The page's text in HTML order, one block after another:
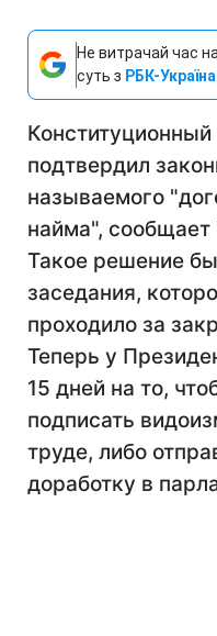
Не витрачай час
суть з РБК-
подтвердил
называемого
найма",
Такое решение
заседания,
проходило за
Теперь у
15 дней на то,
подписать
труде, либо
доработку в